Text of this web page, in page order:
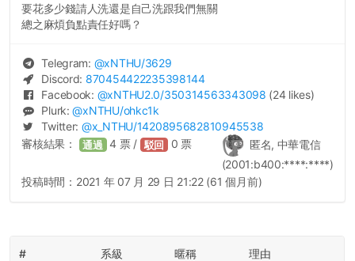
要花多少錢請人洗還是自己洗跟我們無關
總之麻煩負點責任好嗎？
Telegram: @xNTHU/3629
Discord: 870454422235398144
Facebook: @xNTHU2.0/350314563343098 (24 likes)
Plurk:@xNTHU/ohkc1k
Twitter: @x_NTHU/1420895682810945538
匿名, 中華電信
(2001:b400:****:****)
審核結果： 通過 4 票 / 駁回 0 票
投稿時間： 2021 年 07 月 29 日 21:22 (61 個月前)
# 系級 暱稱 理由